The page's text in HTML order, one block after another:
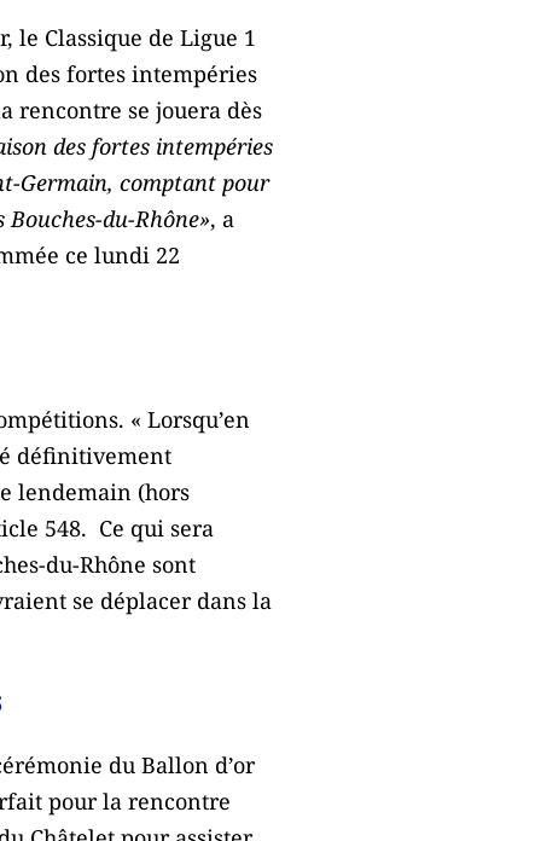
Classique de Ligue 1
des fortes intempéries
rencontre se jouera dès
des fortes intempéries
Germain, comptant pour
du-Rhône», a
ce lundi 22
« Lorsqu’en
définitivement
lendemain (hors
548. Ce qui sera
du-Rhône sont
se déplacer dans la
du Ballon d’or
pour la rencontre